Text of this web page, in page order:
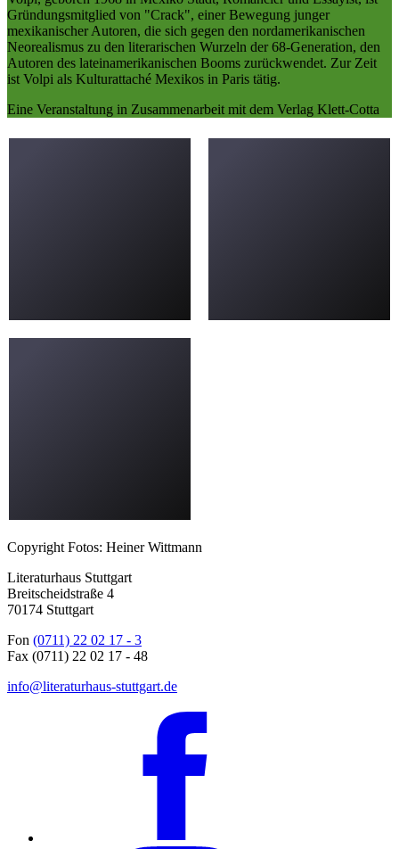
Gründungsmitglied von "Crack", einer Bewegung junger
mexikanischer Autoren, die sich gegen den nordamerikanischen
Neorealismus zu den literarischen Wurzeln der 68-Generation, den
Autoren des lateinamerikanischen Booms zurückwendet. Zur Zeit
ist Volpi als Kulturattaché Mexikos in Paris tätig.
Eine Veranstaltung in Zusammenarbeit mit dem Verlag Klett-Cotta
Copyright Fotos: Heiner Wittmann
Literaturhaus Stuttgart
Breitscheidstraße 4
70174 Stuttgart
Fon (0711) 22 02 17 - 3
Fax (0711) 22 02 17 - 48
info@literaturhaus-stuttgart.de